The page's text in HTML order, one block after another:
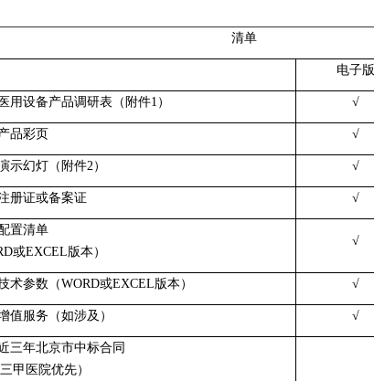
清单
电子版
用设备产品调研表（附件1） √
品彩页 √
示幻灯（附件2） √
册证或备案证 √
置清单
或EXCEL版本）
√
术参数（WORD或EXCEL版本） √
值服务（如涉及） √
三年北京市中标合同
甲医院优先）